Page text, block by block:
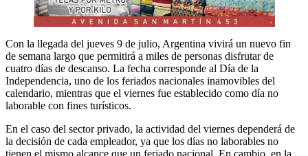
Con la llegada del jueves 9 de julio, Argentina vivirá un nuevo fin
de semana largo que permitirá a miles de personas disfrutar de
cuatro días de descanso. La fecha corresponde al Día de la
Independencia, uno de los feriados nacionales inamovibles del
calendario, mientras que el viernes fue establecido como día no
laborable con fines turísticos.
En el caso del sector privado, la actividad del viernes dependerá de
la decisión de cada empleador, ya que los días no laborables no
tienen el mismo alcance que un feriado nacional. En cambio, en la